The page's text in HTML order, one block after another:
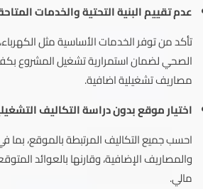
عدم تقييم البنية التحتية والخدمات
تأكد من توفر الخدمات الأساسية مثل الكهرباء،
الصحي لضمان استمرارية تشغيل المشروع
مصاريف تشغيلية اضافية.
اختيار موقع بدون دراسة التكاليف
احسب جميع التكاليف المرتبطة بالموقع، بما في
والمصاريف الإضافية، وقارنها بالعوائد
مالي.